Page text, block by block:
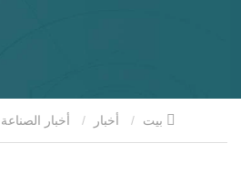
أخبار أخبار الصناعة